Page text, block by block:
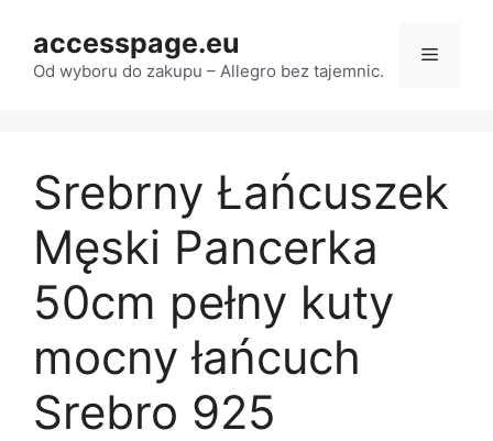
treści
accesspage.eu
Od wyboru do zakupu – Allegro bez tajemnic.
Menu
Srebrny Łańcuszek
Męski Pancerka
50cm pełny kuty
mocny łańcuch
Srebro 925